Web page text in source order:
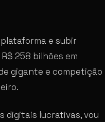
e subir
258 bilhões em
gigante e competição
digitais lucrativas, vou